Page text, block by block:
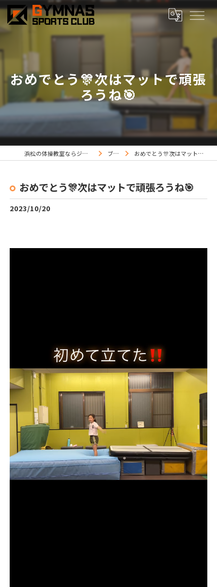
おめでとう🎊次はマットで頑張
ろうね🎯
浜松の体操教室ならジムナススポーツ ブログ おめでとう🎊次はマットで頑張ろうね🎯
おめでとう🎊次はマットで頑張ろうね🎯
2023/10/20